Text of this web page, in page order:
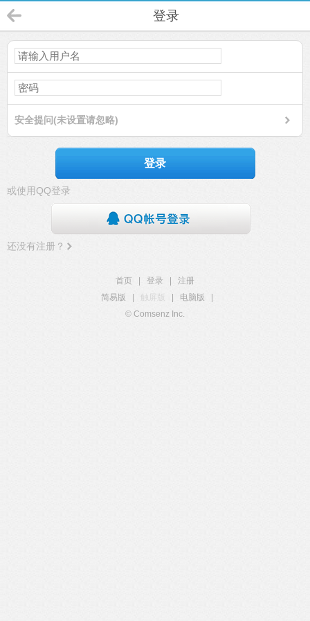
登录
安全提问(未设置请忽略)
登录
或使用QQ登录
还没有注册？
首页 登录
注册
简易版
触屏版 电脑版
© Comsenz Inc.